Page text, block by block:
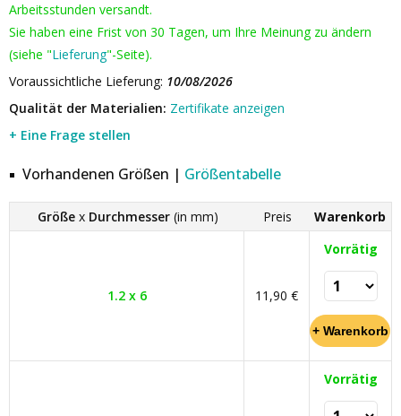
Arbeitsstunden versandt.
Sie haben eine Frist von 30 Tagen, um Ihre Meinung zu ändern
(siehe "Lieferung"-Seite).
Voraussichtliche Lieferung: 10/08/2026
Qualität der Materialien: Zertifikate anzeigen
+ Eine Frage stellen
Vorhandenen Größen | Größentabelle
Größex Durchmesser(in mm) Preis Warenkorb
1.2 x 6 11,90 €
Vorrätig
Vorrätig